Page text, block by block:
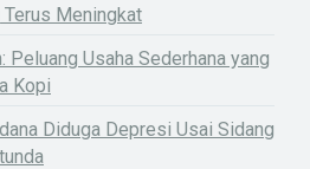
Meningkat
Usaha Sederhana yang
Kopi
Diduga Depresi Usai Sidang